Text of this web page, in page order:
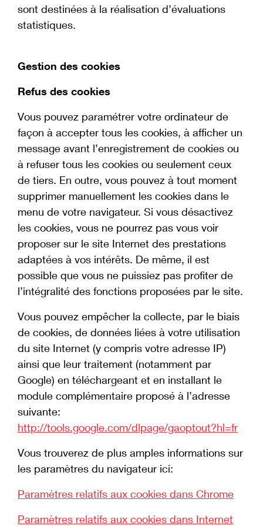
sont destinées à la réalisation d’évaluations
statistiques.
Gestion des cookies
Refus des cookies
Vous pouvez paramétrer votre ordinateur de
façon à accepter tous les cookies, à afficher un
message avant l’enregistrement de cookies ou
à refuser tous les cookies ou seulement ceux
de tiers. En outre, vous pouvez à tout moment
supprimer manuellement les cookies dans le
menu de votre navigateur. Si vous désactivez
les cookies, vous ne pourrez pas vous voir
proposer sur le site Internet des prestations
adaptées à vos intérêts. De même, il est
possible que vous ne puissiez pas profiter de
l’intégralité des fonctions proposées par le site.
Vous pouvez empêcher la collecte, par le biais
de cookies, de données liées à votre utilisation
du site Internet (y compris votre adresse IP)
ainsi que leur traitement (notamment par
Google) en téléchargeant et en installant le
module complémentaire proposé à l’adresse
suivante:
http://tools.google.com/dlpage/gaoptout?hl=fr
Vous trouverez de plus amples informations sur
les paramètres du navigateur ici:
Paramètres relatifs aux cookies dans Chrome
Paramètres relatifs aux cookies dans Internet